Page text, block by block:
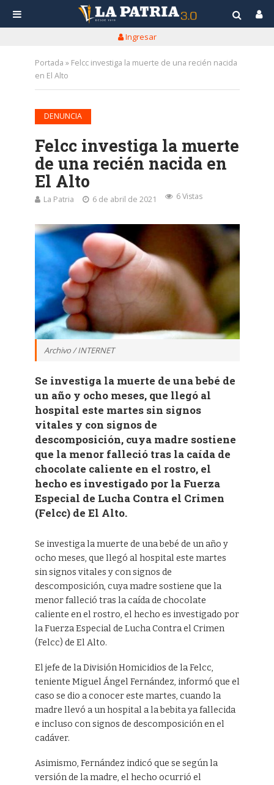
Ingresar
Portada » Felcc investiga la muerte de una recién nacida
en El Alto
DENUNCIA
Felcc investiga la muerte
de una recién nacida en
El Alto
La Patria 6 de abril de 2021 6 Vistas
Archivo / INTERNET
Se investiga la muerte de una bebé de
un año y ocho meses, que llegó al
hospital este martes sin signos
vitales y con signos de
descomposición, cuya madre sostiene
que la menor falleció tras la caída de
chocolate caliente en el rostro, el
hecho es investigado por la Fuerza
Especial de Lucha Contra el Crimen
(Felcc) de El Alto.
Se investiga la muerte de una bebé de un año y
ocho meses, que llegó al hospital este martes
sin signos vitales y con signos de
descomposición, cuya madre sostiene que la
menor falleció tras la caída de chocolate
caliente en el rostro, el hecho es investigado por
la Fuerza Especial de Lucha Contra el Crimen
(Felcc) de El Alto.
El jefe de la División Homicidios de la Felcc,
teniente Miguel Ángel Fernández, informó que el
caso se dio a conocer este martes, cuando la
madre llevó a un hospital a la bebita ya fallecida
e incluso con signos de descomposición en el
cadáver.
Asimismo, Fernández indicó que se según la
versión de la madre, el hecho ocurrió el